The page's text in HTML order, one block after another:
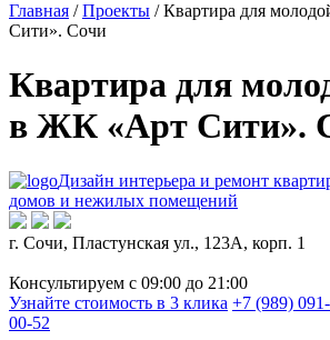
Главная /Проекты /Квартира для
Сити». Сочи
Квартира для
в ЖК «Арт Сити».
Дизайн интерьера и ремонт
домов и нежилых помещений
г. Сочи, Пластунская ул., 123А, корп. 1
Консультируем с 09:00 до 21:00
Узнайте стоимость в 3 клика +7 (989)
00-52